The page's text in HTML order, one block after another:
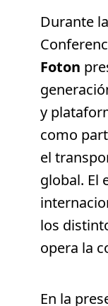
Durante
Foton
y
como
el
global. El
los
opera la
En la